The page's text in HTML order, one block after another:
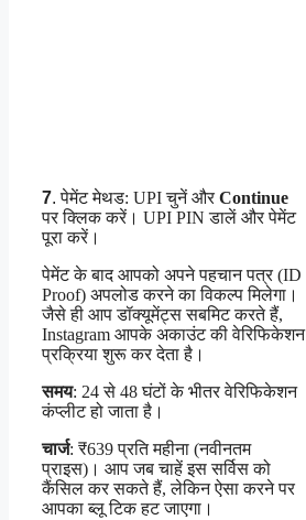
7.पेमेंट मेथड: UPI चुनें और Continue
पर क्लिक करें। UPI PIN डालें और पेमेंट
पूरा करें।
पेमेंट के बाद आपको अपने पहचान पत्र (ID
Proof) अपलोड करने का विकल्प मिलेगा।
जैसे ही आप डॉक्यूमेंट्स सबमिट करते हैं,
Instagram आपके अकाउंट की वेरिफिकेशन
प्रक्रिया शुरू कर देता है।
समय: 24 से 48 घंटों के भीतर वेरिफिकेशन
कंप्लीट हो जाता है।
चार्ज: ₹639 प्रति महीना (नवीनतम
प्राइस)। आप जब चाहें इस सर्विस को
कैंसिल कर सकते हैं, लेकिन ऐसा करने पर
आपका ब्लू टिक हट जाएगा।